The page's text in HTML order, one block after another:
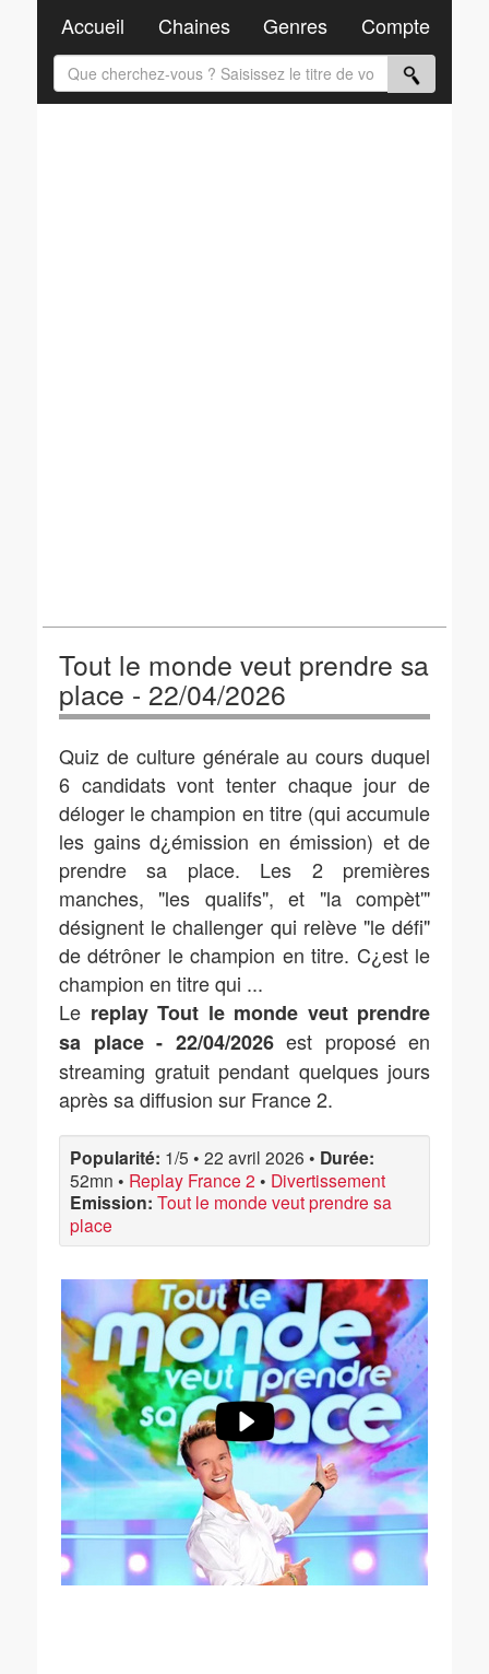
Tout le monde veut prendre sa
place - 22/04/2026
Quiz de culture générale au cours duquel
6 candidats vont tenter chaque jour de
déloger le champion en titre (qui accumule
les gains d¿émission en émission) et de
prendre sa place. Les 2 premières
manches, "les qualifs", et "la compèt'"
désignent le challenger qui relève "le défi"
de détrôner le champion en titre. C¿est le
champion en titre qui ...
Le replay Tout le monde veut prendre
sa place - 22/04/2026est proposé en
streaming gratuit pendant quelques jours
après sa diffusion sur France 2.
Popularité: 1/5 • 22 avril 2026 • Durée:
52mn • Replay France 2 • Divertissement
Emission: Tout le monde veut prendre sa
place
Accueil Chaines Genres Compte